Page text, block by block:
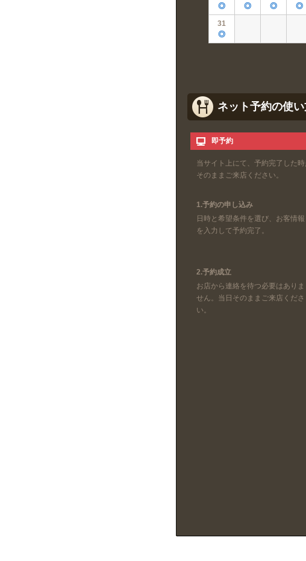
◎
◎
◎
◎
31
◎
ネット予約の使
即予約
当サイト上にて、予約完了した時
そのままご来店ください。
1.予約の申し込み
日時と希望条件を選び、お客情報
を入力して予約完了。
2.予約成立
お店から連絡を待つ必要はありま
せん。当日そのままご来店くださ
い。